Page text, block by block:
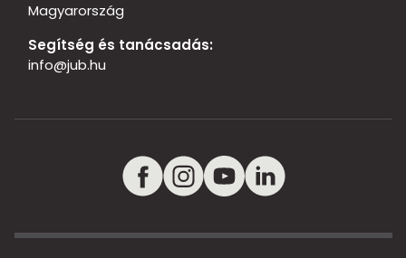
Magyarország
Segítség és tanácsadás:
info@jub.hu